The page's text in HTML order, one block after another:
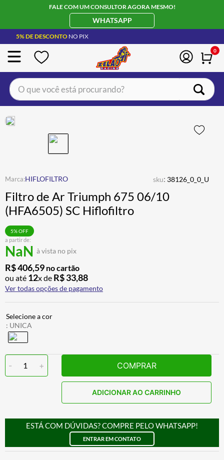
FALE COM UM CONSULTOR AGORA MESMO!
WHATSAPP
5% DE DESCONTO NO PIX
0
O que você está procurando?
HIFLOFILTRO sku: 38126_0_0_U
Filtro de Ar Triumph 675 06/10
(HFA6505) SC Hiflofiltro
a partir de:
NaN à vista no pix
5% OFF
R$406,59 no cartão
ou até 12x de R$33,88
Ver todas opções de pagamento
: UNICA
- 1 + COMPRAR
ADICIONAR AO CARRINHO
ESTÁ COM DÚVIDAS? COMPRE PELO WHATSAPP!
ENTRAR EM CONTATO
BOTA
4º ÓCULOS SOLAR
5º LUVA
6º ALPINESTAR
7º
8 º CALÇA
9º AIROH
10º BOTAS